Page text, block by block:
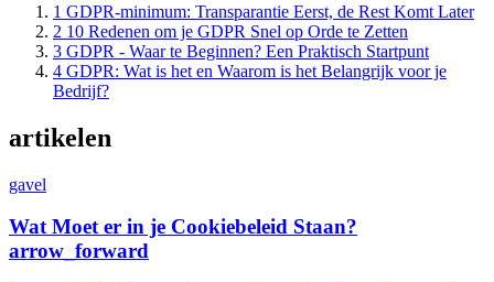
1 GDPR-minimum: Transparantie Eerst, de Rest Komt Later
2 10 Redenen om je GDPR Snel op Orde te Zetten
3 GDPR - Waar te Beginnen? Een Praktisch Startpunt
4 GDPR: Wat is het en Waarom is het Belangrijk voor je
Bedrijf?
artikelen
gavel
Wat Moet er in je Cookiebeleid Staan?
arrow_forward